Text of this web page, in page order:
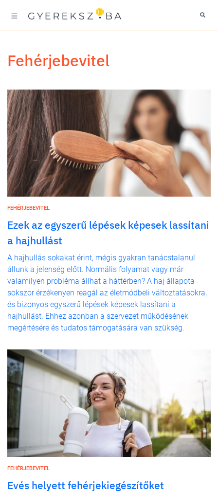
fehérjebevitel
FEHÉRJEBEVITEL
Ezek az egyszerű lépések képesek lassítani
a hajhullást
A hajhullás sokakat érint, mégis gyakran tanácstalanul
állunk a jelenség előtt. Normális folyamat vagy már
valamilyen probléma állhat a háttérben? A haj állapota
sokszor érzékenyen reagál az életmódbeli változtatásokra,
és bizonyos egyszerű lépések képesek lassítani a
hajhullást. Ehhez azonban a szervezet működésének
megértésére és tudatos támogatására van szükség.
FEHÉRJEBEVITEL
Evés helyett fehérjekiegészítőket